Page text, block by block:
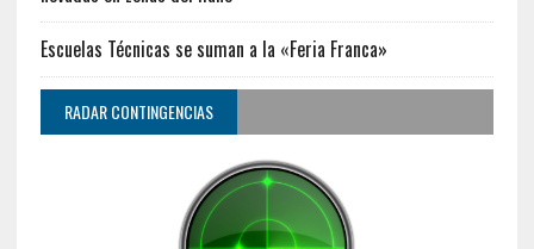
Escuelas Técnicas se suman a la «Feria Franca»
RADAR CONTINGENCIAS